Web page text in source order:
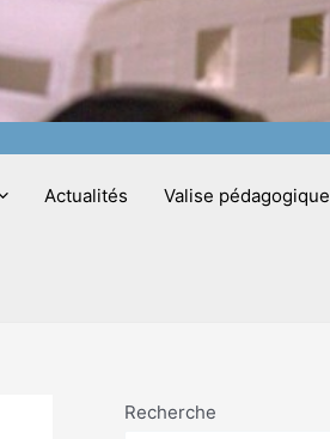
Actualités Valise pédagogique
Recherche